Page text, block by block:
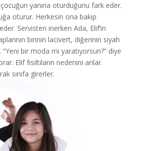
yanına oturduğunu fark eder.
oturur. Herkesin ona bakıp
eder. Servisten inerken Ada, Elif’in
birinin lacivert, diğerinin siyah
bir moda mı yaratıyorsun?” diye
Elif fısıltıların nedenini anlar.
sınıfa girerler.